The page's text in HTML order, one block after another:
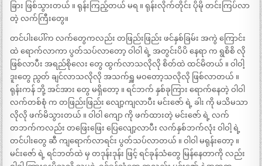
ခြား ဖြစ်သွားတယ် ။ ရုန်းကြည့်တယ် မရ ။ ရုန်းလိုက်တိုင်း ပိုမို တင်းကြပ်လာ
တဲ့ လက်ကြီးတွေ။
တင်ပါးပေါ်က လက်တွေကလည်း တဖြည်းဖြည်း ဖင်နှစ်ခြမ်း အကွဲ ကြောင်း
ထဲ ရောက်လာကာ ပွတ်သပ်လာတော့ ဝါဝါ ရဲ့ အတွင်းပိပိ နေရာ က ရွစိစိ လို
ဖြစ်လာပီး အရည်စိုလေး တွေ ထွက်လာသလိုလို စိတ်ထဲ ထင်မိတယ် ။ ဝါဝါ့
ဒူးတွေ ညွတ် ချင်လာသလိုလို အသက်ရှူ မဝတော့သလိုလို ဖြစ်လာတယ် ။
ရုန်းကန် ဘို့ အင်အား တွေ မရှိတော့ ။ ရင်ဘက် နှစ်ခုကြား ရောက်နေတဲ့ ဝါဝါ
လက်တစ်စုံ က တဖြည်းဖြည်း လျော့ကျလာပီး မင်းဇော် ရဲ့ ခါး ကို မသိမသာ
လိုလို ဖက်မိသွားတယ် ။ ဝါဝါ ကျော ကို ဖက်ထားတဲ့ မင်းဇော် ရဲ့ လက်
တဘက်ကလည်း တဖြေးဖြေး ပြေလျော့လာပီး လက်နှစ်ဘက်လုံး ဝါဝါ့ ရဲ့
တင်ပါးတွေ ဆီ ကျရောက်လာရင်း ပွတ်သပ်လာတယ် ။ ဝါဝါ မရုန်းတော့ ။
မင်းဇော် ရဲ့ ရင်ဘတ်ထဲ မှ တဒုန်းဒုန်း ဖြင့် ရင်ခုန်သံတွေ မြန်နေတာကို လည်း